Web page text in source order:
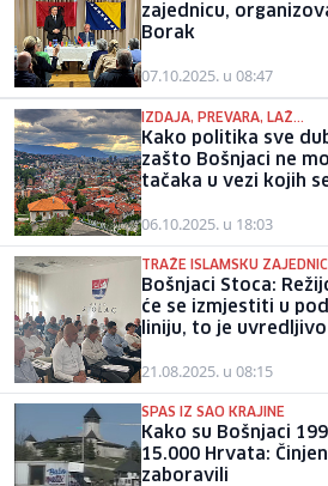
zajednicu,
Borak
07.10.2025. u 08:47
IZDAJA, PREVARA, LAŽ...
Kako politika sve
zašto Bošnjaci ne
tačaka u vezi kojih
06.10.2025. u 18:03
TRAŽE ISLAMSKU
Bošnjaci Stoca:
će se izmjestiti u
liniju, to je uvredljivo
21.08.2025. u 08:15
SPAS IZ SAO KRAJINE
Kako su Bošnjaci
15.000 Hrvata:
zaboravili